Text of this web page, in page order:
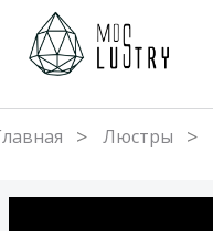
Люстры